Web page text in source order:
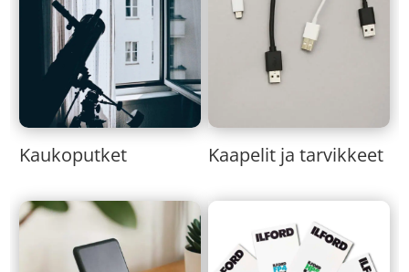
Kaukoputket Kaapelit ja tarvikkeet